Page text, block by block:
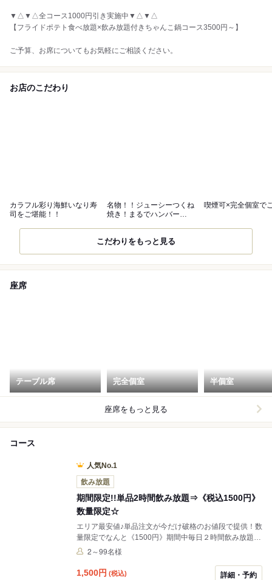
▼△▼△全コース1000円引き実施中▼△▼△
【フライドポテト食べ放題×飲み放題付きちゃんこ鍋コース3500円～】
ご予算、お席についてもお気軽にご相談ください。
お店のこだわり
カラフル彩り海鮮いなり寿
司をご堪能！！
名物！！ジューシーつくね
焼き！まるでハンバー
喫煙可×完全個室で
こだわりをもっと見る
座席
テーブル席 完全個室 半個室
座席をもっと見る
コース
人気No.1
飲み放題
期間限定!!単品2時間飲み放題⇒《税込1500円》
数量限定☆
エリア最安値♪単品注文が今だけ破格のお値段で提供！数
量限定でなんと《1500円》期間中毎日２時間飲み放題♪
今だけお得に飲み会をお楽しみ頂けます！！
2～99名様
1,500円 (税込) 詳細・予約